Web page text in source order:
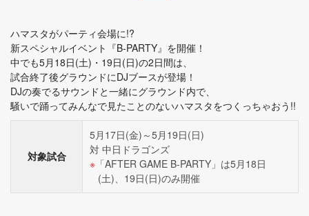
ハマスタがパーティ会場に!?
新スペシャルイベント『B-PARTY』を開催！
中でも5月18日(土)・19日(日)の2日間は、
試合終了後グラウンドにDJブースが登場！
DJの奏でるサウンドと一緒にグラウンド内で、
騒いで踊ってみんなで見たことのないハマスタをつくっちゃおう!!
対象試合
5月17日(金)～5月19日(日)
対 中日ドラゴンズ
「AFTER GAME B-PARTY」は5月18日
(土)、19日(日)のみ開催